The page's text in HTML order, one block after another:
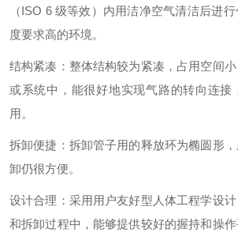
（ISO 6 级等效）内用洁净空气清洁后进
度要求高的环境。
结构紧凑：整体结构较为紧凑，占用空间
或系统中，能很好地实现气路的转向连接
用。
拆卸便捷：拆卸管子用的释放环为椭圆形
卸仍很方便。
设计合理：采用用户友好型人体工程学设
和拆卸过程中，能够提供较好的握持和操